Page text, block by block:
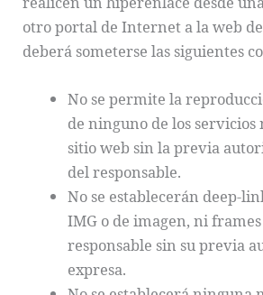
otro portal de Internet a la web
deberá someterse las siguientes
No se permite la
de ninguno de los
sitio web sin la previa
del responsable.
No se establecerán deep-
IMG o de imagen, ni
responsable sin su previa
expresa.